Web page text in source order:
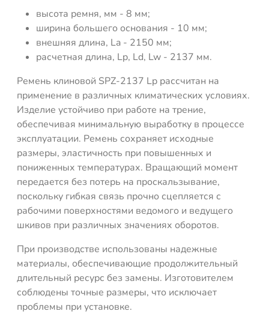
высота ремня, мм - 8 мм;
ширина большего основания - 10 мм;
внешняя длина, La - 2150 мм;
расчетная длина, Lp, Ld, Lw - 2137 мм.
Ремень клиновой SPZ-2137 Lp рассчитан на
применение в различных климатических условиях.
Изделие устойчиво при работе на трение,
обеспечивая минимальную выработку в процессе
эксплуатации. Ремень сохраняет исходные
размеры, эластичность при повышенных и
пониженных температурах. Вращающий момент
передается без потерь на проскальзывание,
поскольку гибкая связь прочно сцепляется с
рабочими поверхностями ведомого и ведущего
шкивов при различных значениях оборотов.
При производстве использованы надежные
материалы, обеспечивающие продолжительный
длительный ресурс без замены. Изготовителем
соблюдены точные размеры, что исключает
проблемы при установке.